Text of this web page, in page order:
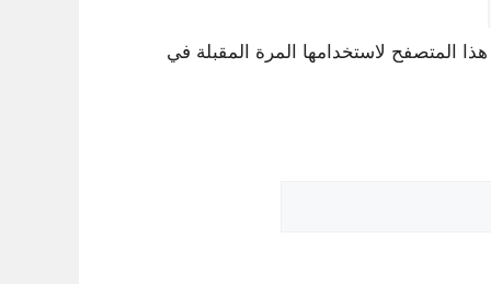
المتصفح لاستخدامها المرة المقبلة في